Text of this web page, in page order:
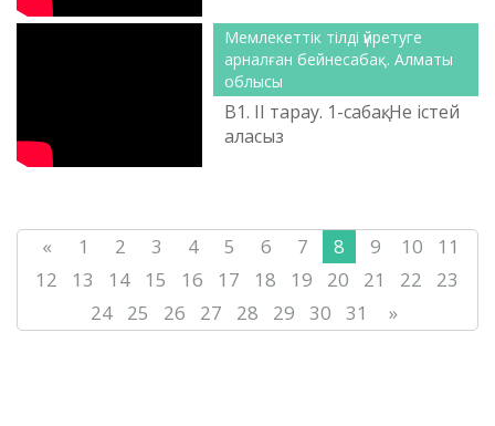
Мемлекеттік тілді үйретуге
арналған бейнесабақ. Алматы
облысы
B1. ІІ тарау. 1-сабақ. Не істей
аласыз
« 1 2 3 4 5 6 7 8 9 10
11
12
13 14 15 16 17 18 19 20 21 22
23
24
25 26 27 28 29 30 31 »